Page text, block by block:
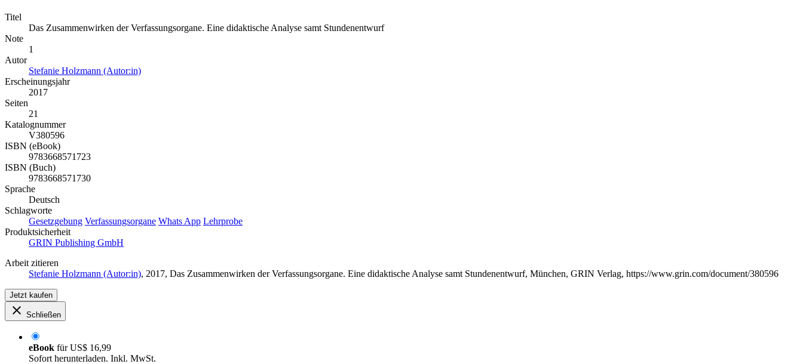
Titel
Das Zusammenwirken der Verfassungsorgane. Eine didaktische Analyse samt Stundenentwurf
Note
1
Autor
Stefanie Holzmann (Autor:in)
Erscheinungsjahr
2017
Seiten
21
Katalognummer
V380596
ISBN (eBook)
9783668571723
ISBN (Buch)
9783668571730
Sprache
Deutsch
Schlagworte
Gesetzgebung Verfassungsorgane Whats App Lehrprobe
Produktsicherheit
GRIN Publishing GmbH
Arbeit zitieren
Stefanie Holzmann (Autor:in), 2017, Das Zusammenwirken der Verfassungsorgane. Eine didaktische Analyse samt Stundenentwurf, München, GRIN Verlag, https://www.grin.com/document/380596
Jetzt kaufen
Schließen
eBook fürUS$ 16,99
Sofort herunterladen. Inkl. MwSt.